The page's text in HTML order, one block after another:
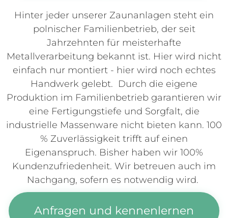
Hinter jeder unserer Zaunanlagen steht ein
polnischer Familienbetrieb, der seit
Jahrzehnten für meisterhafte
Metallverarbeitung bekannt ist. Hier wird nicht
einfach nur montiert - hier wird noch echtes
Handwerk gelebt. Durch die eigene
Produktion im Familienbetrieb garantieren wir
eine Fertigungstiefe und Sorgfalt, die
industrielle Massenware nicht bieten kann. 100
% Zuverlässigkeit trifft auf einen
Eigenanspruch. Bisher haben wir 100%
Kundenzufriedenheit. Wir betreuen auch im
Nachgang, sofern es notwendig wird.
Anfragen und kennenlernen